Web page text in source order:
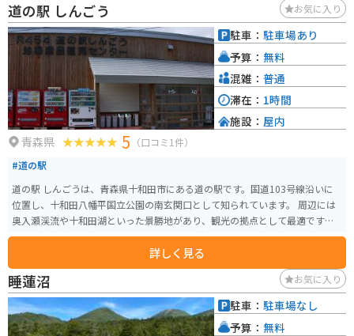
しての楽しみ方ができるスポットです。
道の駅 しんごう お気に入り
青森県 5 （口コミ1件）
#道の駅
道の駅 しんごうは、青森県十和田市にある道の駅です。国道103号線沿いに
位置し、十和田八幡平国立公園の南玄関口として知られています。 周辺には
奥入瀬渓流や十和田湖といった景勝地があり、観光の拠点として最適です。
また、温泉施設「奥入瀬ろまんパーク」も隣接しており、旅の疲れを癒やす
物、手作りの加工品などが購入できます。レストランでは、地元の食材を活
かした料理を楽しむことができます。 バイクで訪れる場合、駐車場も広く、
休憩場所としても利用しやすいです。奥入瀬渓流や十和田湖周辺のワインデ
ィングロードは、ツーリングにもおすすめです。 道の駅 しんごうは、自然豊
かな環境の中で、地元の魅力を満喫できる場所です。
詳しく見る
駐車： 駐車場あり
予算： 無料
混雑： 普通
滞在： 1時間
施設： 屋内
睡蓮沼 お気に入り
駐車： 駐車場なし
予算： 無料